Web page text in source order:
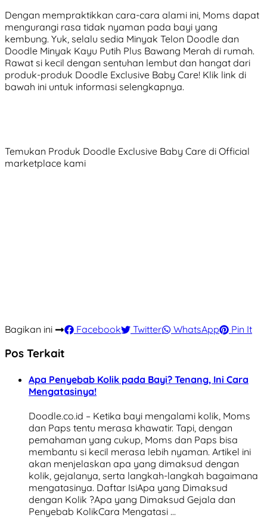
Dengan mempraktikkan cara-cara alami ini, Moms dapat
mengurangi rasa tidak nyaman pada bayi yang
kembung. Yuk, selalu sedia Minyak Telon Doodle dan
Doodle Minyak Kayu Putih Plus Bawang Merah di rumah.
Rawat si kecil dengan sentuhan lembut dan hangat dari
produk-produk Doodle Exclusive Baby Care! Klik link di
bawah ini untuk informasi selengkapnya.
Temukan Produk Doodle Exclusive Baby Care di Official
marketplace kami
Bagikan ini Facebook Twitter WhatsApp Pin It
Pos Terkait
Apa Penyebab Kolik pada Bayi? Tenang, Ini Cara
Mengatasinya!
Doodle.co.id – Ketika bayi mengalami kolik, Moms
dan Paps tentu merasa khawatir. Tapi, dengan
pemahaman yang cukup, Moms dan Paps bisa
membantu si kecil merasa lebih nyaman. Artikel ini
akan menjelaskan apa yang dimaksud dengan
kolik, gejalanya, serta langkah-langkah bagaimana
mengatasinya. Daftar IsiApa yang Dimaksud
dengan Kolik ?Apa yang Dimaksud Gejala dan
Penyebab KolikCara Mengatasi …